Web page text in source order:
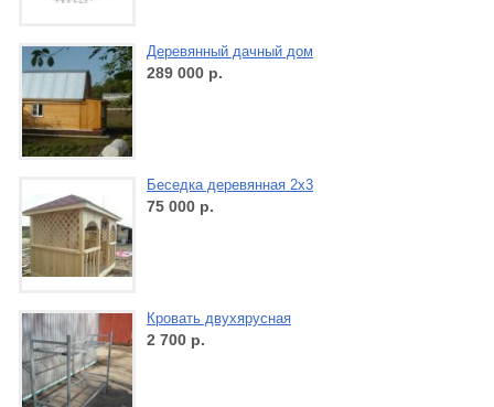
Деревянный дачный дом
289 000 р.
Беседка деревянная 2х3
75 000 р.
Кровать двухярусная
2 700 р.